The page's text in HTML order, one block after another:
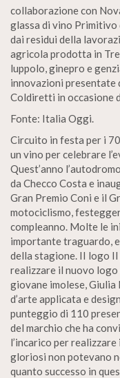
collaborazione con
glassa di vino
dai residui della
agricola prodotta in
luppolo, ginepro e
innovazioni presentate
Coldiretti in occasione
Fonte: Italia Oggi.
Circuito in festa per i
un vino per celebrare
Quest’anno
da Checco Costa e
Gran Premio Coni e il
motociclismo,
compleanno. Molte le
importante traguardo,
della stagione. II logo
realizzare il nuovo logo
giovane imolese,
d’arte applicata e
punteggio di 110
del marchio che ha
l’incarico per
gloriosi non potevano
quanto successo in